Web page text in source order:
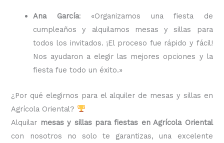
Ana García: «Organizamos una fiesta de
cumpleaños y alquilamos mesas y sillas para
todos los invitados. ¡El proceso fue rápido y fácil!
Nos ayudaron a elegir las mejores opciones y la
fiesta fue todo un éxito.»
¿Por qué elegirnos para el alquiler de mesas y sillas en
Agrícola Oriental?
Alquilar mesas y sillas para fiestas en Agrícola Oriental
con nosotros no solo te garantizas, una excelente